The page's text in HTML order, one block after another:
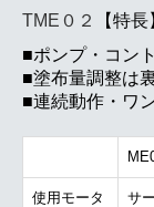
TME０２
【特長
■ポンプ・コン
■塗布量調整は
■連続動作・ワ
使用モータ サ